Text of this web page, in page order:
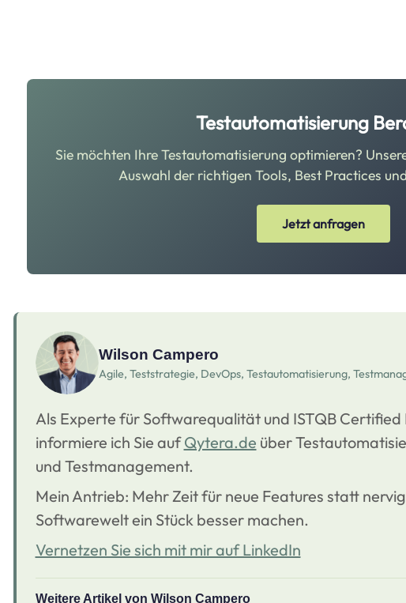
Testautomatisierung
Sie möchten Ihre Testautomatisierung optimieren?
Auswahl der richtigen Tools, Best Practices
Jetzt anfragen
Wilson Campero
Agile, Teststrategie, DevOps, Testautomatisierung,
Als Experte für Softwarequalität und ISTQB Certified
informiere ich Sie aufQytera.de über
und Testmanagement.
Mein Antrieb: Mehr Zeit für neue Features statt
Softwarewelt ein Stück besser machen.
Vernetzen Sie sich mit mir auf LinkedIn
Weitere Artikel von Wilson Campero